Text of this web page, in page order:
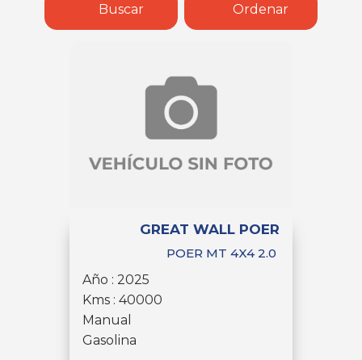
Buscar Ordenar
GREAT WALL POER
POER MT 4X4 2.0
Año : 2025
Kms : 40000
Manual
Gasolina